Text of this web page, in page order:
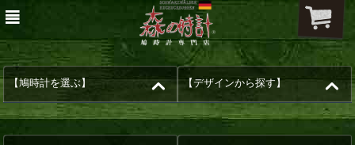
【鳩時計を選ぶ】 【デザインから探す】